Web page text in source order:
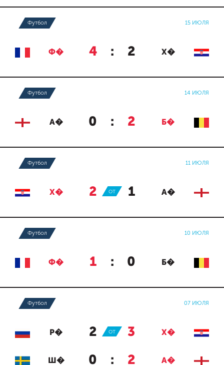
Футбол 15 ИЮЛЯ
Ф� 4 : 2 Х�
Футбол 14 ИЮЛЯ
А� 0 : 2 Б�
Футбол 11 ИЮЛЯ
Х� 2 : 1 А�
ОТ
Футбол 10 ИЮЛЯ
Ф� 1 : 0 Б�
Футбол 07 ИЮЛЯ
Р� 2 : 3 Х�
ОТ
Ш� 0 : 2 А�